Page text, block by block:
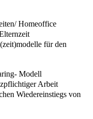
Homeoffice
für den
Modell
Arbeit
Wiedereinstiegs von